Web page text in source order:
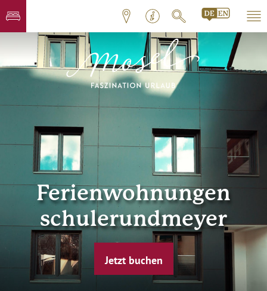
Ferienwohnungen
schulerundmeyer
Jetzt buchen